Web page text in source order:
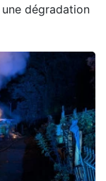
dégradation